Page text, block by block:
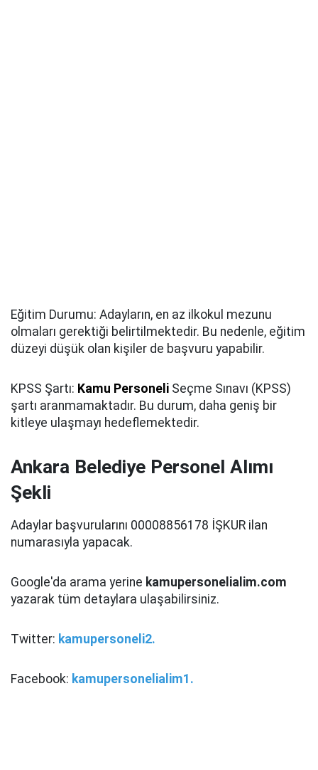
Eğitim Durumu: Adayların, en az ilkokul mezunu
olmaları gerektiği belirtilmektedir. Bu nedenle, eğitim
düzeyi düşük olan kişiler de başvuru yapabilir.
KPSS Şartı: Kamu Personeli Seçme Sınavı (KPSS)
şartı aranmamaktadır. Bu durum, daha geniş bir
kitleye ulaşmayı hedeflemektedir.
Ankara Belediye Personel Alımı
Şekli
Adaylar başvurularını 00008856178 İŞKUR ilan
numarasıyla yapacak.
Google'da arama yerine kamupersonelialim.com
yazarak tüm detaylara ulaşabilirsiniz.
Twitter: kamupersoneli2.
Facebook: kamupersonelialim1.